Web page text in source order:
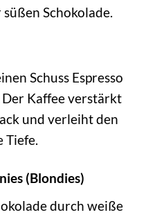
Schokolade.
Schuss Espresso
Kaffee verstärkt
und verleiht den
Tiefe.
(Blondies)
durch weiße